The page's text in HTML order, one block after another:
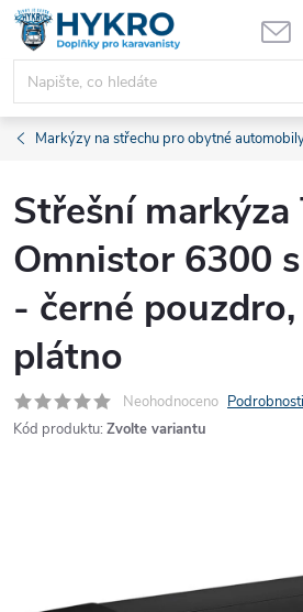
Přejít
obsah
Markýzy na střechu pro obytné
Střešní markýza
Omnistor 6300
- černé pouzdro,
plátno
Neohodnoceno
Kód produktu: Zvolte variantu